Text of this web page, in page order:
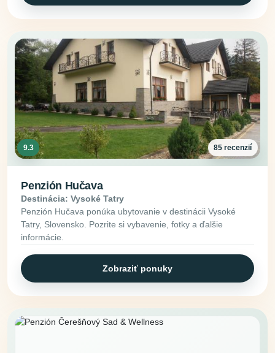
9.3 85 recenzií
Penzión Hučava
Destinácia: Vysoké Tatry
Penzión Hučava ponúka ubytovanie v destinácii Vysoké
Tatry, Slovensko. Pozrite si vybavenie, fotky a ďalšie
informácie.
Zobraziť ponuky